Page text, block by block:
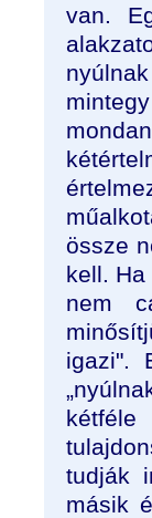
van.
össze
kell.
nem
igazi".
tudják
másik